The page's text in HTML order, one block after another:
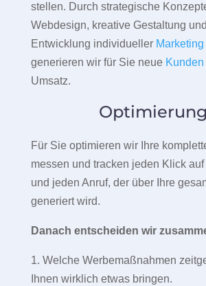
stellen. Durch strategische
Webdesign, kreative Gestaltung
Entwicklung individueller Marketing
generieren wir für Sie neue Kunden
Umsatz.
Optimierung
Für Sie optimieren wir Ihre
messen und tracken jeden Klick
und jeden Anruf, der über Ihre
generiert wird.
Danach entscheiden wir
1. Welche Werbemaßnahmen
Ihnen wirklich etwas bringen.